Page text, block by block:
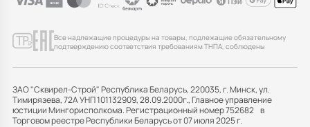
Все надлежащие процедуры на товары, подлежащие обязательному
подтверждению соответствия требованиям ТНПА, соблюдены
ЗАО "Сквирел-Строй" Республика Беларусь, 220035, г. Минск, ул.
Тимирязева, 72А УНП 101132909, 28.09.2000г., Главное управление
юстиции Мингорисполкома. Регистрационный номер 752682 в
Торговом реестре Республики Беларусь от 07 июля 2025 г.